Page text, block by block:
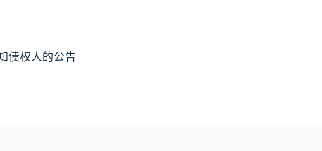
债权人的公告